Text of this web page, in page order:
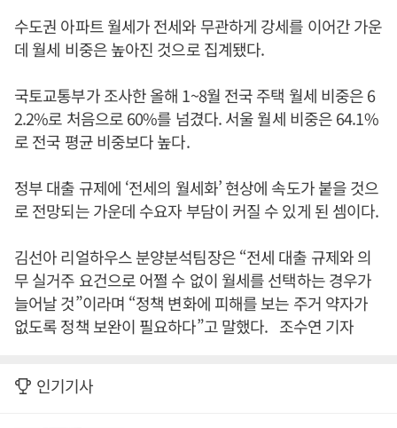
수도권 아파트 월세가 전세와 무관하게 강세를 이어간 가운
데 월세 비중은 높아진 것으로 집계됐다.
국토교통부가 조사한 올해 1~8월 전국 주택 월세 비중은 6
2.2%로 처음으로 60%를 넘겼다. 서울 월세 비중은 64.1%
로 전국 평균 비중보다 높다.
정부 대출 규제에 ‘전세의 월세화’ 현상에 속도가 붙을 것으
로 전망되는 가운데 수요자 부담이 커질 수 있게 된 셈이다.
김선아 리얼하우스 분양분석팀장은 “전세 대출 규제와 의
무 실거주 요건으로 어쩔 수 없이 월세를 선택하는 경우가
늘어날 것”이라며 “정책 변화에 피해를 보는 주거 약자가
없도록 정책 보완이 필요하다”고 말했다. 조수연 기자
인기기사